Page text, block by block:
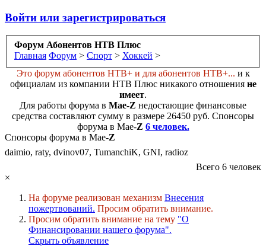
Войти или зарегистрироваться
Форум Абонентов НТВ Плюс
Главная Форум > Спорт > Хоккей >
Это форум абонентов НТВ+ и для абонентов НТВ+... и к
официалам из компании НТВ Плюс никакого отношения не
имеет.
Для работы форума в Мае-Z недостающие финансовые
средства составляют сумму в размере 26450 руб. Cпонсоры
форума в Мае-Z 6 человек.
Спонсоры форума в Мае-Z
daimio, raty, dvinov07, TumanchiK, GNI, radioz
Всего 6 человек
×
На форуме реализован механизм Внесения
пожертвований. Просим обратить внимание.
Просим обратить внимание на тему "О
Финансировании нашего форума".
Скрыть объявление